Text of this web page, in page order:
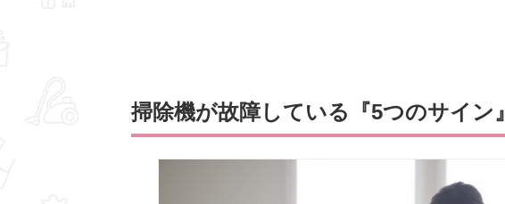
掃除機が故障している『5つのサイン』